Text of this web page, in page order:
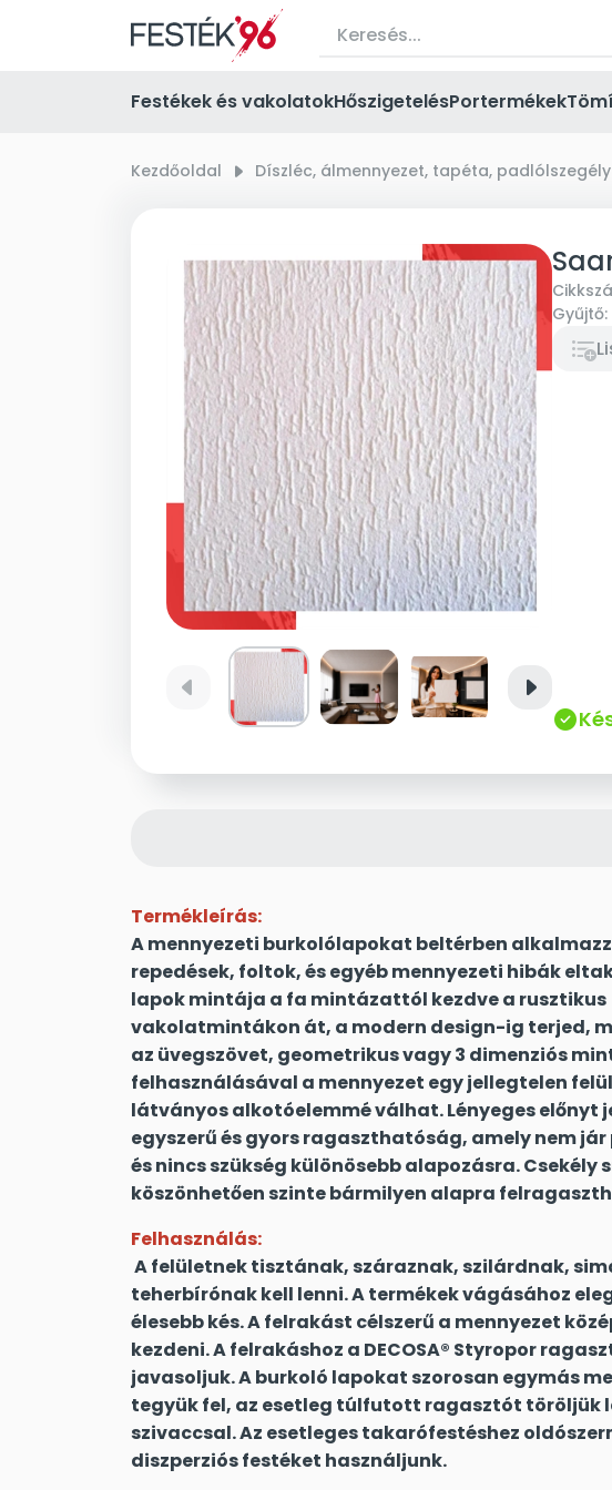
Festékek és vakolatokHőszigetelésPortermékek
Kezdőoldal right_small Díszléc, álmennyezet, tapéta, padlólszegély
left right
Gyűjtő:
Termékleírás:
A mennyezeti burkolólapokat beltérben
repedések, foltok, és egyéb mennyezeti hibák
lapok mintája a fa mintázattól kezdve a rusztikus
vakolatmintákon át, a modern design-ig terjed,
az üvegszövet, geometrikus vagy 3 dimenziós
felhasználásával a mennyezet egy jellegtelen
látványos alkotóelemmé válhat. Lényeges előnyt
egyszerű és gyors ragaszthatóság, amely nem jár
és nincs szükség különösebb alapozásra. Csekély
köszönhetően szinte bármilyen alapra
Felhasználás:
A felületnek tisztának, száraznak, szilárdnak,
teherbírónak kell lenni. A termékek vágásához
élesebb kés. A felrakást célszerű a mennyezet
kezdeni. A felrakáshoz a DECOSA® Styropor
javasoljuk. A burkoló lapokat szorosan egymás
tegyük fel, az esetleg túlfutott ragasztót töröljük
szivaccsal. Az esetleges takarófestéshez
diszperziós festéket használjunk.